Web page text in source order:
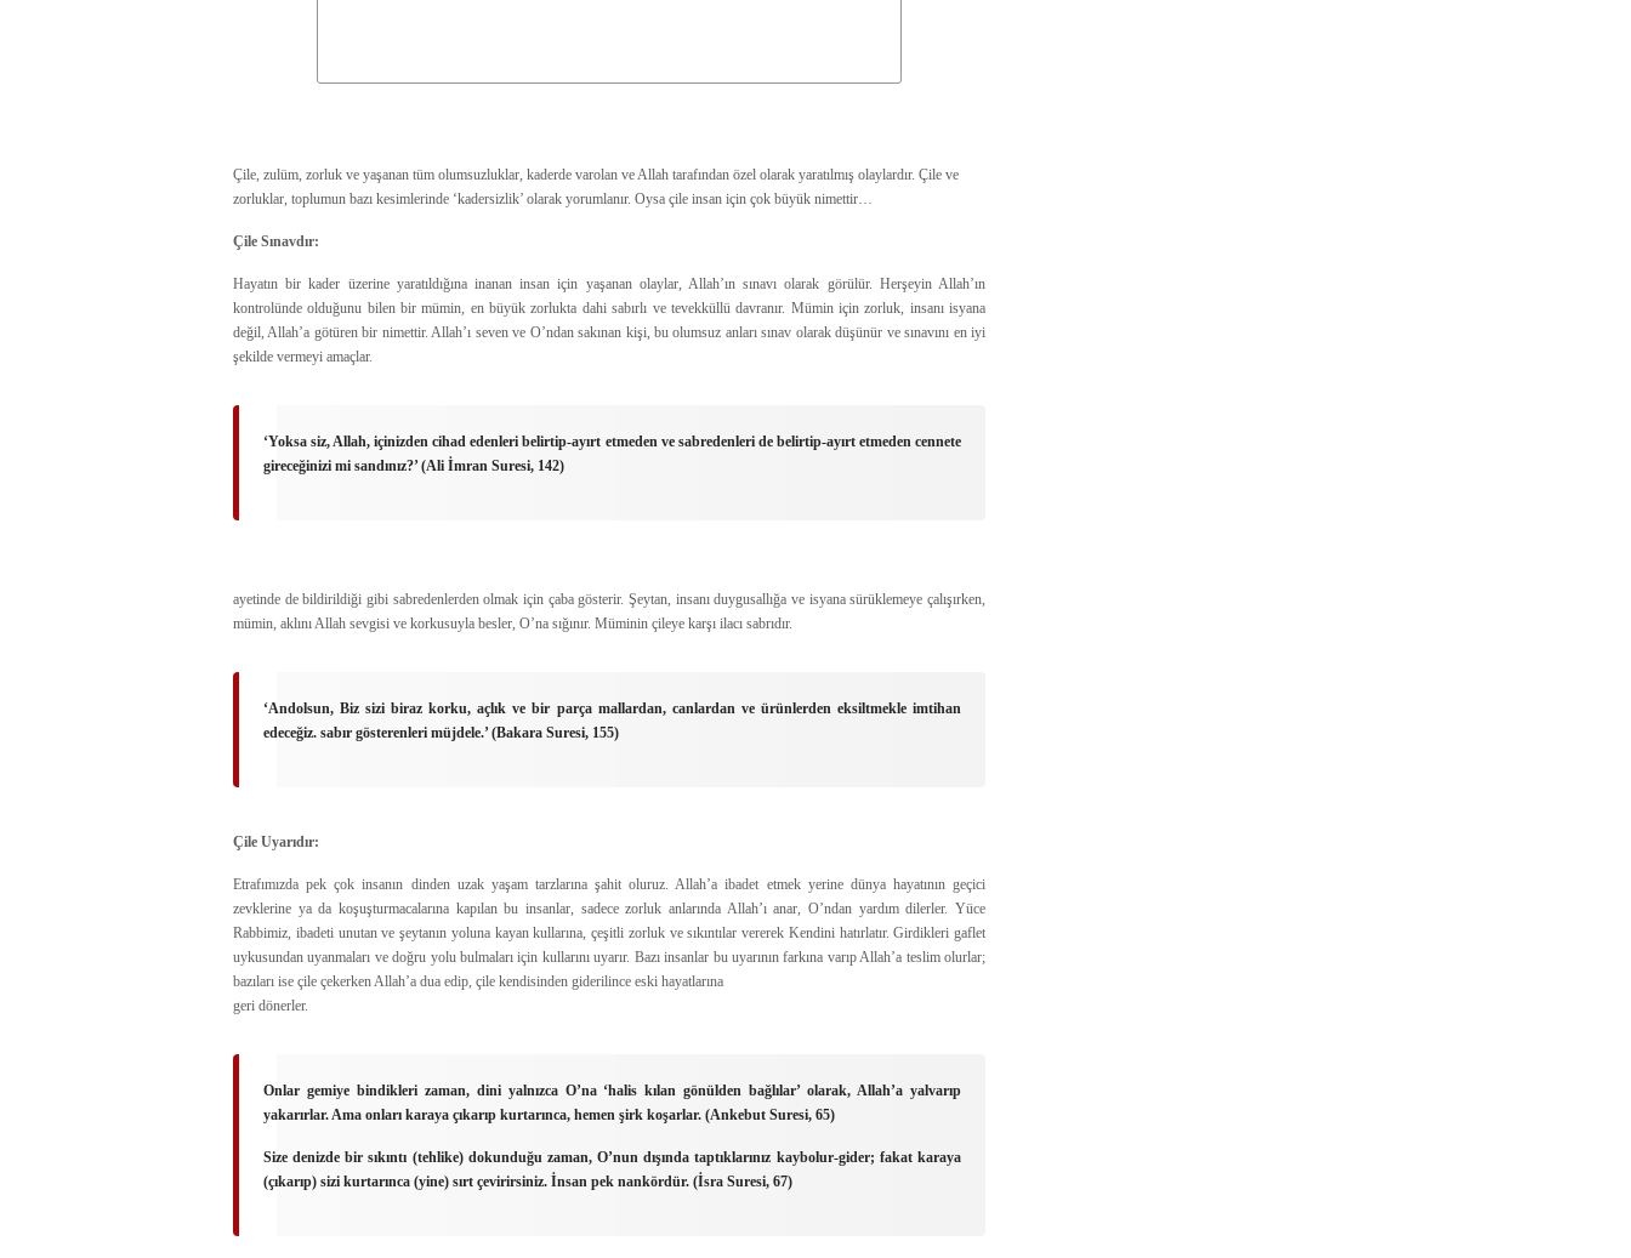
Çile, zulüm, zorluk ve yaşanan tüm olumsuzluklar, kaderde varolan ve Allah tarafından özel olarak yaratılmış olaylardır. Çile ve
zorluklar, toplumun bazı kesimlerinde ‘kadersizlik’ olarak yorumlanır. Oysa çile insan için çok büyük nimettir…
Çile Sınavdır:
Hayatın bir kader üzerine yaratıldığına inanan insan için yaşanan olaylar, Allah’ın sınavı olarak görülür. Herşeyin Allah’ın
kontrolünde olduğunu bilen bir mümin, en büyük zorlukta dahi sabırlı ve tevekküllü davranır. Mümin için zorluk, insanı isyana
değil, Allah’a götüren bir nimettir. Allah’ı seven ve O’ndan sakınan kişi, bu olumsuz anları sınav olarak düşünür ve sınavını en iyi
şekilde vermeyi amaçlar.
‘Yoksa siz, Allah, içinizden cihad edenleri belirtip-ayırt etmeden ve sabredenleri de belirtip-ayırt etmeden cennete
gireceğinizi mi sandınız?’ (Ali İmran Suresi, 142)
ayetinde de bildirildiği gibi sabredenlerden olmak için çaba gösterir. Şeytan, insanı duygusallığa ve isyana sürüklemeye çalışırken,
mümin, aklını Allah sevgisi ve korkusuyla besler, O’na sığınır. Müminin çileye karşı ilacı sabrıdır.
‘Andolsun, Biz sizi biraz korku, açlık ve bir parça mallardan, canlardan ve ürünlerden eksiltmekle imtihan
edeceğiz. sabır gösterenleri müjdele.’ (Bakara Suresi, 155)
Çile Uyarıdır:
Etrafımızda pek çok insanın dinden uzak yaşam tarzlarına şahit oluruz. Allah’a ibadet etmek yerine dünya hayatının geçici
zevklerine ya da koşuşturmacalarına kapılan bu insanlar, sadece zorluk anlarında Allah’ı anar, O’ndan yardım dilerler. Yüce
Rabbimiz, ibadeti unutan ve şeytanın yoluna kayan kullarına, çeşitli zorluk ve sıkıntılar vererek Kendini hatırlatır. Girdikleri gaflet
uykusundan uyanmaları ve doğru yolu bulmaları için kullarını uyarır. Bazı insanlar bu uyarının farkına varıp Allah’a teslim olurlar;
bazıları ise çile çekerken Allah’a dua edip, çile kendisinden giderilince eski hayatlarına
geri dönerler.
Onlar gemiye bindikleri zaman, dini yalnızca O’na ‘halis kılan gönülden bağlılar’ olarak, Allah’a yalvarıp
yakarırlar. Ama onları karaya çıkarıp kurtarınca, hemen şirk koşarlar. (Ankebut Suresi, 65)
Size denizde bir sıkıntı (tehlike) dokunduğu zaman, O’nun dışında taptıklarınız kaybolur-gider; fakat karaya
(çıkarıp) sizi kurtarınca (yine) sırt çevirirsiniz. İnsan pek nankördür. (İsra Suresi, 67)